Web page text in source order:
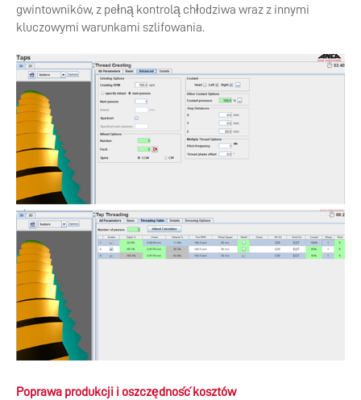
gwintowników, z pełną kontrolą chłodziwa wraz z innymi
kluczowymi warunkami szlifowania.
Poprawa produkcji i oszczędność kosztów